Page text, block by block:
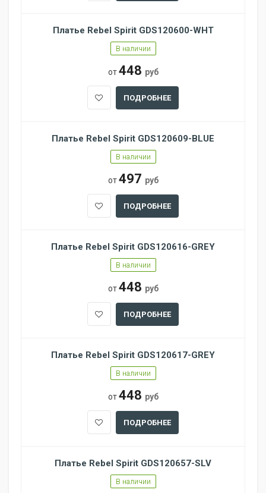
Платье Rebel Spirit GDS120600-WHT
В наличии
от448 руб
ПОДРОБНЕЕ
Платье Rebel Spirit GDS120609-BLUE
В наличии
от497 руб
ПОДРОБНЕЕ
Платье Rebel Spirit GDS120616-GREY
В наличии
от448 руб
ПОДРОБНЕЕ
Платье Rebel Spirit GDS120617-GREY
В наличии
от448 руб
ПОДРОБНЕЕ
Платье Rebel Spirit GDS120657-SLV
В наличии